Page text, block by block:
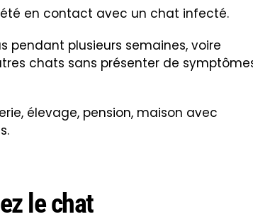
en contact avec un chat infecté.
pendant plusieurs semaines, voire
chats sans présenter de
élevage, pension, maison avec
le chat